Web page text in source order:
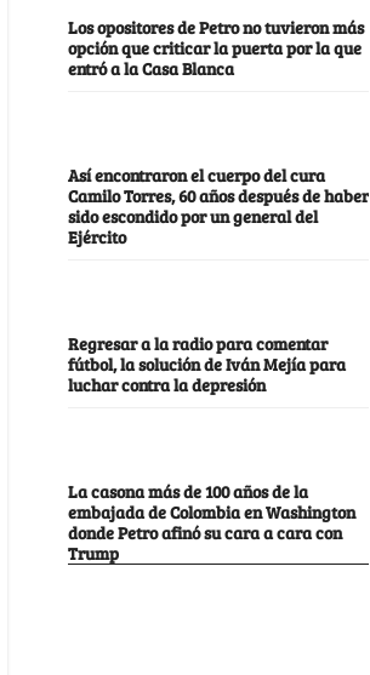
Los opositores de Petro no tuvieron más
opción que criticar la puerta por la que
entró a la Casa Blanca
Así encontraron el cuerpo del cura
Camilo Torres, 60 años después de haber
sido escondido por un general del
Ejército
Regresar a la radio para comentar
fútbol, la solución de Iván Mejía para
luchar contra la depresión
La casona más de 100 años de la
embajada de Colombia en Washington
donde Petro afinó su cara a cara con
Trump